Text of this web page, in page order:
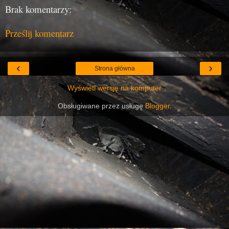
Brak komentarzy:
Prześlij komentarz
‹ ›
Strona główna
Wyświetl wersję na komputer
Obsługiwane przez usługę Blogger.